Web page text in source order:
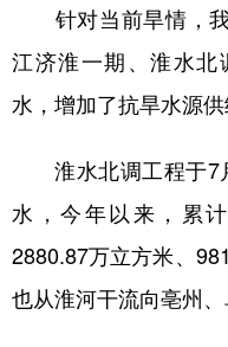
针对当前旱情，我
江济淮一期、淮水
水，增加了抗旱水源供
淮水北调工程于7
水，今年以来，累
2880.87万立方米、
也从淮河干流向亳州、